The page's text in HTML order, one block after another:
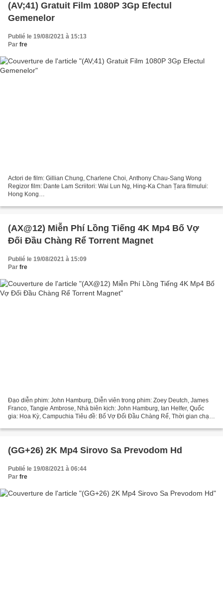
(AV;41) Gratuit Film 1080P 3Gp Efectul
Gemenelor
Publié le 19/08/2021 à 15:13
Par fre
Actori de film: Gillian Chung, Charlene Choi, Anthony Chau-Sang Wong
Regizor film: Dante Lam Scriitori: Wai Lun Ng, Hing-Ka Chan Țara filmului:
Hong Kong
Link pentru vizionare sau descărcare Efectul gemenelor
(AX@12) Miễn Phí Lồng Tiếng 4K Mp4 Bố Vợ
Đối Đầu Chàng Rể Torrent Magnet
Publié le 19/08/2021 à 15:09
Par fre
Đạo diễn phim: John Hamburg, Diễn viên trong phim: Zoey Deutch, James
Franco, Tangie Ambrose, Nhà biên kịch: John Hamburg, Ian Helfer, Quốc
gia: Hoa Kỳ, Campuchia Tiêu đề: Bố Vợ Đối Đầu Chàng Rể, Thời gian chạy:
(GG+26) 2K Mp4 Sirovo Sa Prevodom Hd
Publié le 19/08/2021 à 06:44
Par fre